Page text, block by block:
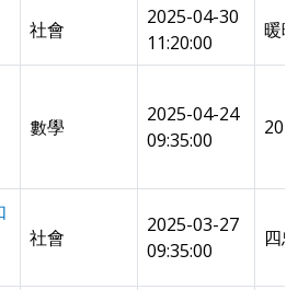
社會
2025-04-30
11:20:00
暖
數學
2025-04-24
09:35:00
202
社會
2025-03-27
09:35:00
四